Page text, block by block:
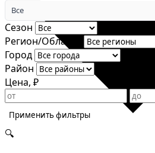
Все
Сезон
Регион/Область
Город
Район
Цена, ₽
Применить фильтры
🔍